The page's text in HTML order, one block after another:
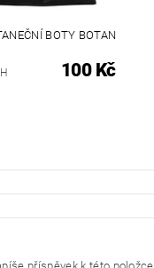
BOTY BOTAN
100 Kč